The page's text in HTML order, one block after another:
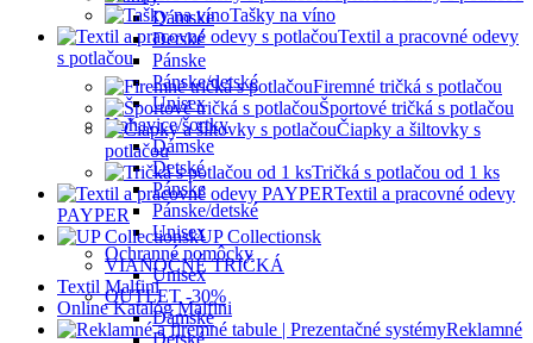
Dámske
Detské
Pánske
Pánske/detské
Unisex
Nohavice/šortky
Dámske
Detské
Pánske
Pánske/detské
Unisex
Ochranné pomôcky
Unisex
OUTLET -30%
Dámske
Detské
Tašky na víno
Textil a pracovné odevy
s potlačou
Firemné tričká s potlačou
Športové tričká s potlačou
Čiapky a šiltovky s
potlačou
Tričká s potlačou od 1 ks
Textil a pracovné odevy
PAYPER
UP Collectionsk
VIANOČNÉ TRIČKÁ
Textil Malfini
Online Katalóg Malfini
Reklamné